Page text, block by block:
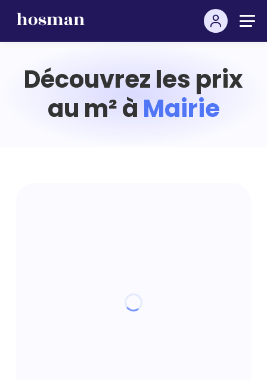
Découvrez les prix
au m² à Mairie